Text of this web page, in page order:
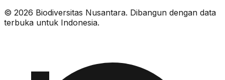
© 2026 Biodiversitas Nusantara. Dibangun dengan data
terbuka untuk Indonesia.